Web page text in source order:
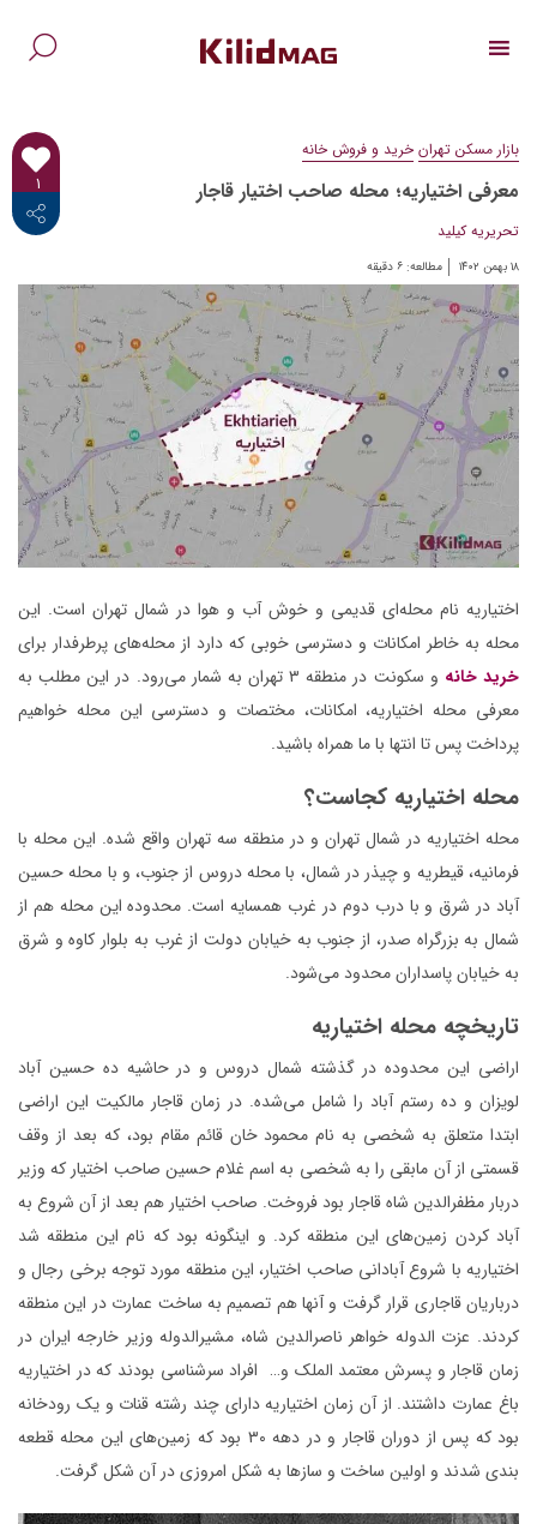
۱
<i class="fab fa-facebook-f"></i>
بازار مسکن تهران خرید و فروش خانه
معرفی اختیاریه؛ محله‌ صاحب اختیار قاجار
تحریریه کیلید
۱۸ بهمن ۱۴۰۲ مطالعه: ۶ دقیقه
اختیاریه نام محله‌ای قدیمی و خوش آب و هوا در شمال تهران است. این
محله به خاطر امکانات و دسترسی خوبی که دارد از محله‌های پرطرفدار برای
خرید خانه
و سکونت در منطقه ۳ تهران به شمار می‌رود. در این مطلب به
معرفی محله اختیاریه، امکانات، مختصات و دسترسی این محله خواهیم
پرداخت پس تا انتها با ما همراه باشید.
محله اختیاریه کجاست؟
محله اختیاریه در شمال تهران و در منطقه سه تهران واقع شده. این محله با
فرمانیه، قیطریه و چیذر در شمال، با محله دروس از جنوب، و با محله حسین
آباد در شرق و با درب دوم در غرب همسایه است. محدوده این محله هم از
شمال به بزرگراه صدر، از جنوب به خیابان دولت از غرب به بلوار کاوه و شرق
به خیابان پاسداران محدود می‌شود.
تاریخچه محله اختیاریه
اراضی این محدوده در گذشته شمال دروس و در حاشیه ده حسین آباد
لویزان و ده رستم آباد را شامل می‌شده. در زمان قاجار مالکیت این اراضی
ابتدا متعلق به شخصی به نام محمود خان قائم مقام بود، که بعد از وقف
قسمتی از آن مابقی را به شخصی به اسم غلام حسین صاحب اختیار که وزیر
دربار مظفرالدین شاه قاجار بود فروخت. صاحب اختیار هم بعد از آن شروع به
آباد کردن زمین‌های این منطقه کرد. و اینگونه بود که نام این منطقه شد
اختیاریه با شروع آبادانی صاحب اختیار، این منطقه مورد توجه برخی رجال و
درباریان قاجاری قرار گرفت و آنها هم تصمیم به ساخت عمارت در این منطقه
کردند. عزت الدوله خواهر ناصرالدین شاه، مشیرالدوله وزیر خارجه ایران در
زمان قاجار و پسرش معتمد الملک و… افراد سرشناسی بودند که در اختیاریه
باغ عمارت داشتند. از آن زمان اختیاریه دارای چند رشته قنات و یک رودخانه
بود که پس از دوران قاجار و در دهه ۳۰ بود که زمین‌های این محله قطعه
بندی شدند و اولین ساخت و سازها به شکل امروزی در آن شکل گرفت.